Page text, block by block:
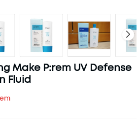
Make P:rem UV Defense
Fluid